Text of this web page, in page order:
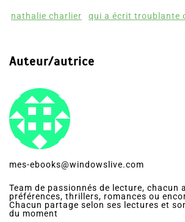
nathalie charlier qui a écrit troublante
Auteur/autrice
mes-ebooks@windowslive.com
Team de passionnés de lecture, chacun
préférences, thrillers, romances ou
Chacun partage selon ses lectures et
du moment